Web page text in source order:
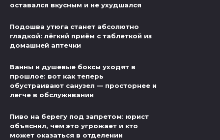
оставался вкусным и не ухудшался
Подошва утюга станет абсолютно
гладкой: лёгкий приём с таблеткой из
домашней аптечки
Ванны и душевые боксы уходят в
прошлое: вот как теперь
обустраивают санузел — просторнее и
легче в обслуживании
Пиво на берегу под запретом: юрист
объяснил, чем это угрожает и кто
может оказаться в отделении